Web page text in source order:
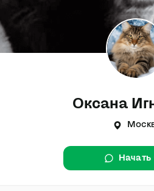
Оксана
Начать